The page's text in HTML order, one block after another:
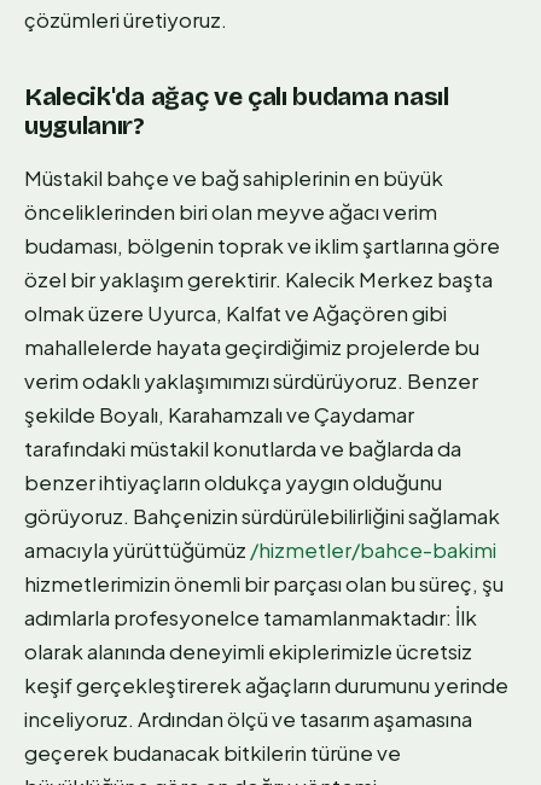
çözümleri üretiyoruz.
Kalecik'da ağaç ve çalı budama nasıl
uygulanır?
Müstakil bahçe ve bağ sahiplerinin en büyük
önceliklerinden biri olan meyve ağacı verim
budaması, bölgenin toprak ve iklim şartlarına göre
özel bir yaklaşım gerektirir. Kalecik Merkez başta
olmak üzere Uyurca, Kalfat ve Ağaçören gibi
mahallelerde hayata geçirdiğimiz projelerde bu
verim odaklı yaklaşımımızı sürdürüyoruz. Benzer
şekilde Boyalı, Karahamzalı ve Çaydamar
tarafındaki müstakil konutlarda ve bağlarda da
benzer ihtiyaçların oldukça yaygın olduğunu
görüyoruz. Bahçenizin sürdürülebilirliğini sağlamak
amacıyla yürüttüğümüz /hizmetler/bahce-bakimi
hizmetlerimizin önemli bir parçası olan bu süreç, şu
adımlarla profesyonelce tamamlanmaktadır: İlk
olarak alanında deneyimli ekiplerimizle ücretsiz
keşif gerçekleştirerek ağaçların durumunu yerinde
inceliyoruz. Ardından ölçü ve tasarım aşamasına
geçerek budanacak bitkilerin türüne ve